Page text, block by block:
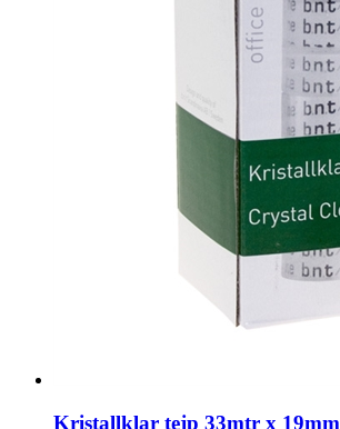
Kristallklar tejp 33mtr x 19mm